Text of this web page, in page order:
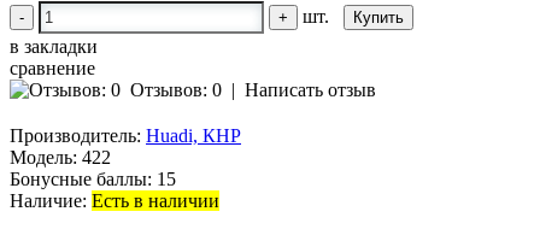
-
+
шт.
в закладки
сравнение
Отзывов: 0 | Написать отзыв
Производитель: Huadi, КНР
Модель: 422
Бонусные баллы: 15
Наличие: Есть в наличии